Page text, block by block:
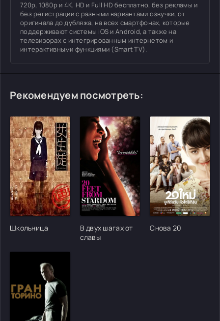
720p, 1080p и 4K, HD и Full HD бесплатно, без рекламы и
без регистрации с разными вариантами озвучки, от
оригинала до дубляжа, на всех смартфонах, которые
поддерживают системы iOS и Android, а также на
телевизорах с интегрированным интернетом и
интерактивными функциями (Smart TV).
Рекомендуем посмотреть:
[/xfgiven_cvh_poster_urlcvh_poster_url]
Школьница
[/xfgiven_cvh_poster_urlcvh_poster_url]
В двух шагах от
славы
[/
Снова 20